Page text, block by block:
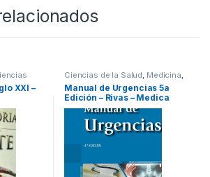
,
,
XXI –
Ciencias de la Salud, Medicina,
Profesionales y tecnicos
Manual de Urgencias 5a
Edición – Rivas – Medica
Panamericana